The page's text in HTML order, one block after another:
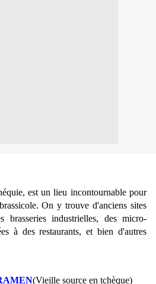
est un lieu incontournable pour
On y trouve d'anciens sites
brasseries industrielles, des micro-
à des restaurants, et bien d'autres
(Vieille source en tchèque)